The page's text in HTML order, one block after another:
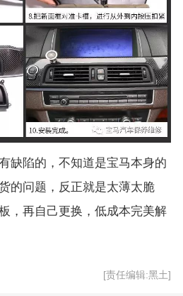
缺陷的，不知道是宝马本身的
的问题，反正就是太薄太脆
，再自己更换，低成本完美解
[责任编辑:黑土]